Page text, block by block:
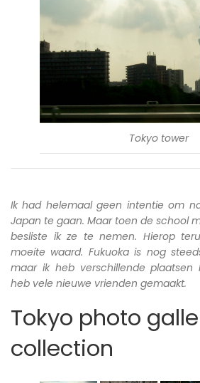
Tokyo tower
Ik had helemaal geen intentie om
Japan te gaan. Maar toen de school
besliste ik ze te nemen. Hierop
moeite waard. Fukuoka is nog
maar ik heb verschillende plaatsen
heb vele nieuwe vrienden gemaakt.
Tokyo photo
collection